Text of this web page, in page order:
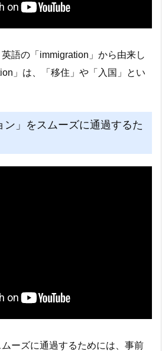
語の「immigration」から由来し
」は、「移住」や「入国」とい
ン」をスムーズに通過するた
ーズに通過するためには、事前